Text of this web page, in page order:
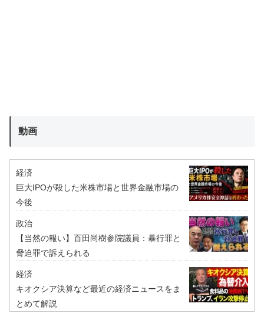
動画
経済
巨大IPOが殺した米株市場と世界金融市場の
今後
政治
【当然の報い】百田尚樹参院議員：暴行罪と
脅迫罪で訴えられる
経済
キオクシア決算など最近の経済ニュースをま
とめて解説